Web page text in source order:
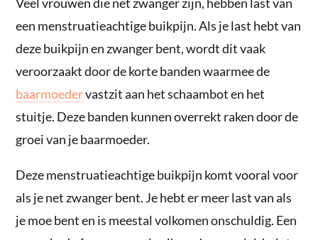
een menstruatieachtige buikpijn. Als je last hebt van
deze buikpijn en zwanger bent, wordt dit vaak
veroorzaakt door de korte banden waarmee de
baarmoedervastzit aan het schaambot en het
stuitje. Deze banden kunnen overrekt raken door de
groei van je baarmoeder.
Deze menstruatieachtige buikpijn komt vooral voor
als je net zwanger bent. Je hebt er meer last van als
je moe bent en is meestal volkomen onschuldig. Een